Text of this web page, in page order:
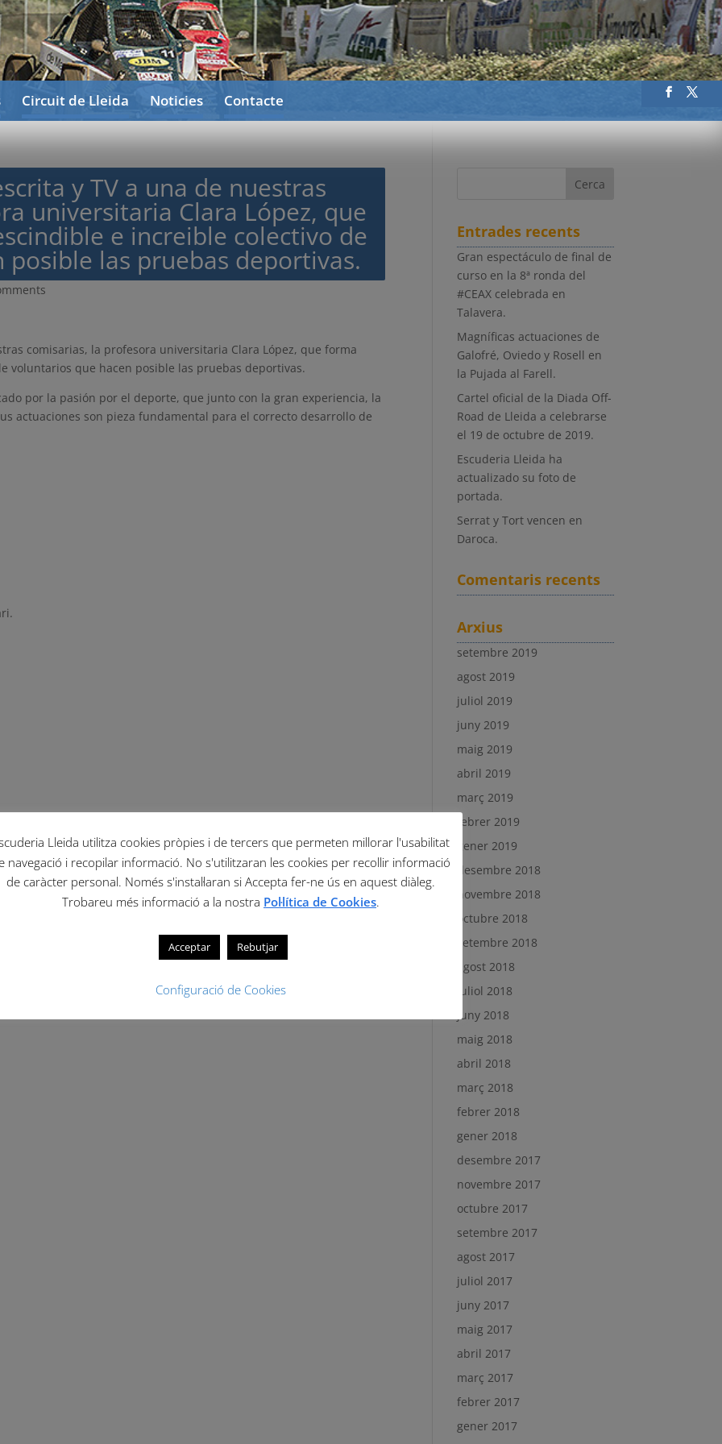
Circuit de Lleida Noticies Contacte
y TV a una de nuestras
universitaria Clara López, que
e increible colectivo de
las pruebas deportivas.
comisarias, la profesora universitaria Clara López, que forma
voluntarios que hacen posible las pruebas deportivas.
por la pasión por el deporte, que junto con la gran experiencia, la
actuaciones son pieza fundamental para el correcto desarrollo de
Entrades recents
Gran espectáculo de final de
curso en la 8ª ronda del
#CEAX celebrada en
Talavera.
Magníficas actuaciones de
Galofré, Oviedo y Rosell en
la Pujada al Farell.
Cartel oficial de la Diada Off-
Road de Lleida a celebrarse
el 19 de octubre de 2019.
Escuderia Lleida ha
actualizado su foto de
portada.
Serrat y Tort vencen en
Daroca.
Comentaris recents
Arxius
setembre 2019
agost 2019
juliol 2019
juny 2019
maig 2019
abril 2019
març 2019
febrer 2019
gener 2019
desembre 2018
novembre 2018
octubre 2018
setembre 2018
agost 2018
juliol 2018
juny 2018
maig 2018
abril 2018
març 2018
febrer 2018
gener 2018
desembre 2017
novembre 2017
octubre 2017
setembre 2017
agost 2017
juliol 2017
juny 2017
maig 2017
abril 2017
març 2017
febrer 2017
gener 2017
Lleida utilitza cookies pròpies i de tercers que permeten millorar l'usabilitat
navegació i recopilar informació. No s'utilitzaran les cookies per recollir informació
de caràcter personal. Només s'instal·laran si Accepta fer-ne ús en aquest diàleg.
Trobareu més informació a la nostra Pol·lítica de Cookies.
Acceptar Rebutjar
Configuració de Cookies